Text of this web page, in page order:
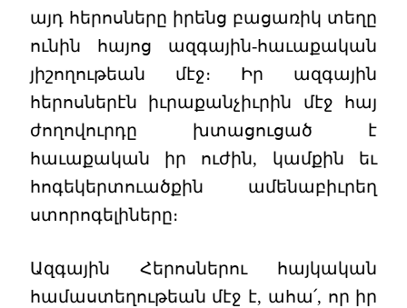
այդ հերոսները իրենց բացառիկ տեղը
ունին հայոց ազգային-հաւաքական
յիշողութեան մէջ։ Իր ազգային
հերոսներէն իւրաքանչիւրին մէջ հայ
ժողովուրդը խտացուցած է
հաւաքական իր ուժին, կամքին եւ
հոգեկերտուածքին ամենաբիւրեղ
ստորոգելիները։
Ազգային Հերոսներու հայկական
համաստեղութեան մէջ է, ահա՛, որ իր